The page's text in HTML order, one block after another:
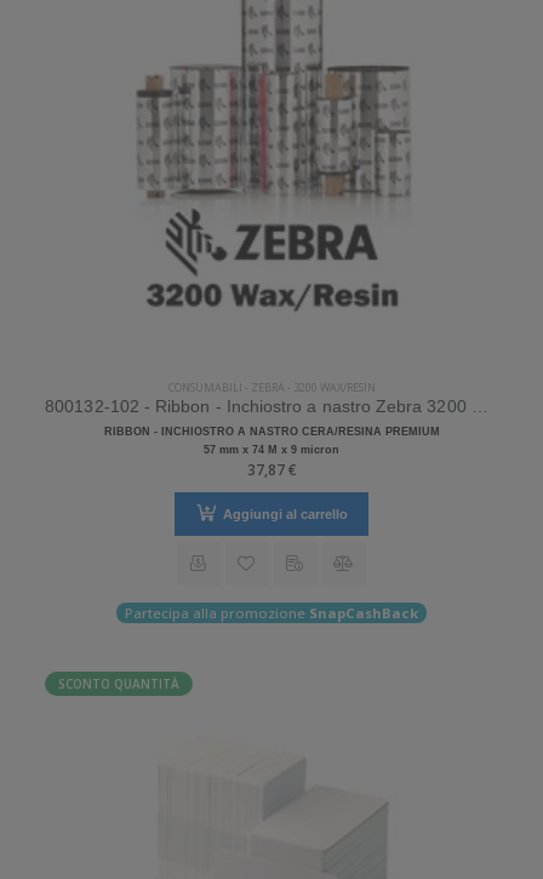
CONSUMABILI - ZEBRA - 3200 WAX/RESIN
800132-102 - Ribbon - Inchiostro a nastro Zebra 3200 Wax/Resin
RIBBON - INCHIOSTRO A NASTRO CERA/RESINA PREMIUM
57 mm x 74 M x 9 micron
37,87 €
Aggiungi al carrello
Partecipa alla promozione SnapCashBack
SCONTO QUANTITÀ